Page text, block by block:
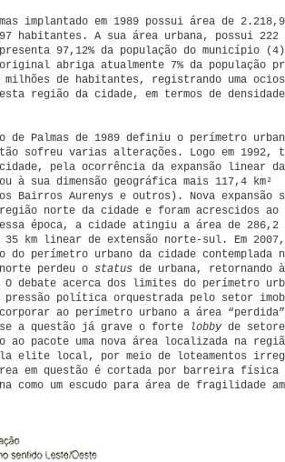
implantado em 1989 possui área de
habitantes. A sua área urbana, possui 222
97,12% da população do município
abriga atualmente 7% da população
milhões de habitantes, registrando uma
região da cidade, em termos de densidade
de Palmas de 1989 definiu o perímetro
sofreu varias alterações. Logo em 1992,
pela ocorrência da expansão linear
à sua dimensão geográfica mais 117,4 km²
Bairros Aurenys e outros). Nova expansão
norte da cidade e foram acrescidos ao
época, a cidade atingiu a área de 286,2
35 km linear de extensão norte-sul. Em
do perímetro urbano da cidade contemplada
perdeu o status de urbana, retornando
debate acerca dos limites do perímetro
pressão política orquestrada pelo setor
ao perímetro urbano a área
a questão já grave o forte
lobbyde
ao pacote uma nova área localizada na
elite local, por meio de loteamentos
em questão é cortada por barreira física
como um escudo para área de fragilidade